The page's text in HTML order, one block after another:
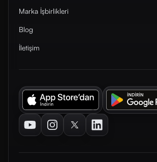
Marka İşbirlikleri
Blog
İletişim
YoutubeInstagramTwitterLinkedIn